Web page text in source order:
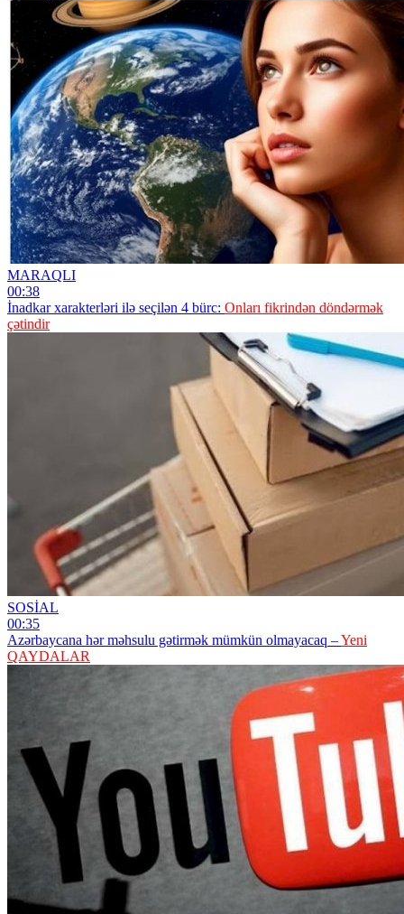
MARAQLI
00:38
İnadkar xarakterləri ilə seçilən 4 bürc: Onları fikrindən döndərmək
çətindir
SOSİAL
00:35
Azərbaycana hər məhsulu gətirmək mümkün olmayacaq –Yeni
QAYDALAR